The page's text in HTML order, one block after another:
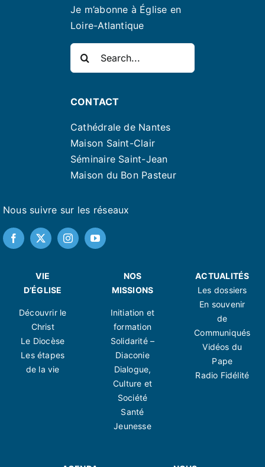
Je m’abonne à Église en
Loire-Atlantique
Nous suivre sur les réseaux
CONTACT
Cathédrale de Nantes
Maison Saint-Clair
Séminaire Saint-Jean
Maison du Bon Pasteur
VIE
D’ÉGLISE
Découvrir le
Christ
Le Diocèse
Les étapes
de la vie
NOS
MISSIONS
Initiation et
formation
Solidarité –
Diaconie
Dialogue,
Culture et
Société
Santé
Jeunesse
ACTUALITÉS
Les dossiers
En souvenir
de
Communiqués
Vidéos du
Pape
Radio Fidélité